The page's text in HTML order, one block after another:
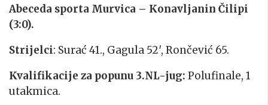
Abeceda sporta Murvica – Konavljanin Čilipi
(3:0).
Strijelci: Surać 41., Gagula 52′, Rončević 65.
Kvalifikacije za popunu 3.NL-jug: Polufinale, 1
utakmica.